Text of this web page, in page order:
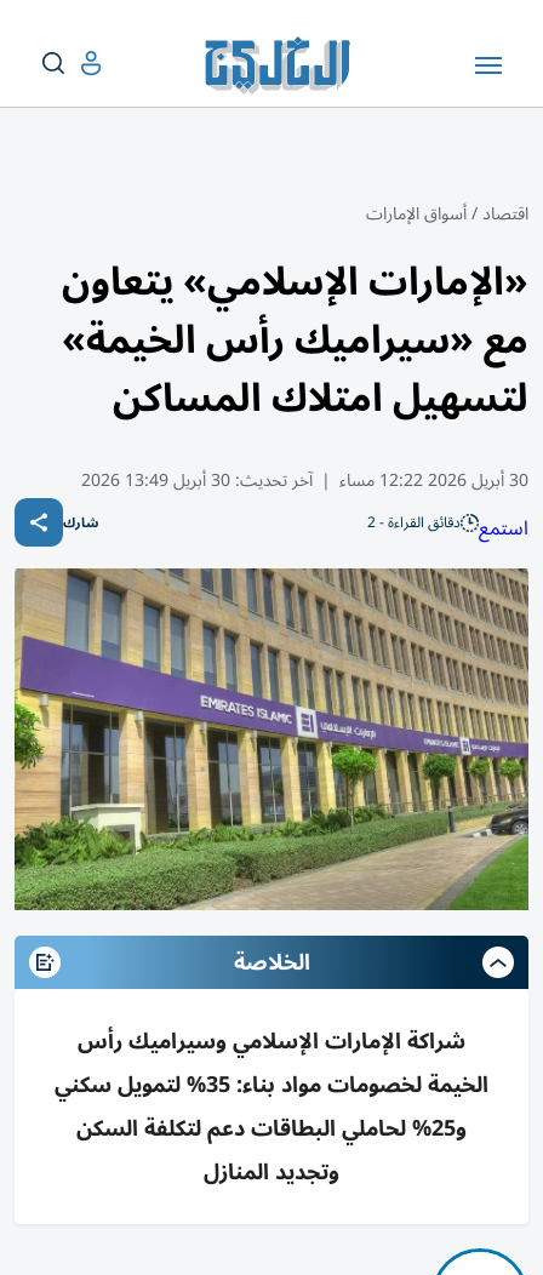
اقتصاد/أسواق الإمارات
«الإمارات الإسلامي» يتعاون
مع «سيراميك رأس الخيمة»
لتسهيل امتلاك المساكن
30 أبريل 2026 12:22 مساء | آخر تحديث:30 أبريل 13:49 2026
استمع دقائق القراءة - 2 شارك
الخلاصة
شراكة الإمارات الإسلامي وسيراميك رأس
الخيمة لخصومات مواد بناء: 35% لتمويل سكني
و25% لحاملي البطاقات دعم لتكلفة السكن
وتجديد المنازل